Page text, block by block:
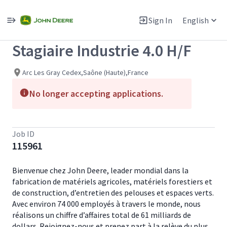
Sign In English
PositionView All Jobs
Stagiaire Industrie 4.0 H/F
Arc Les Gray Cedex,Saône (Haute),France
No longer accepting applications.
Job ID
115961
Bienvenue chez John Deere, leader mondial dans la
fabrication de matériels agricoles, matériels forestiers et
de construction, d’entretien des pelouses et espaces verts.
Avec environ 74 000 employés à travers le monde, nous
réalisons un chiffre d’affaires total de 61 milliards de